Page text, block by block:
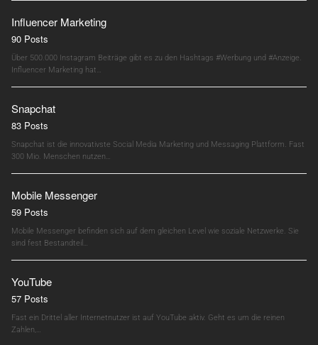
Influencer Marketing
90 Posts
Über 500.000 Instagram Beiträge gibt es zu den Hashtags #Werbung und #Anzeige.
Influencer Marketing hat…
Snapchat
83 Posts
Snapchat ist die innovativste Social Media Marketing und Messaging Plattform. Fast
300 Mio. Menschen nutzen…
Mobile Messenger
59 Posts
Mobile Messenger befinden sich auf dem gleichen Level wie soziale Netzwerke. Sie
sind fest Bestandteil…
YouTube
57 Posts
Fast ein Drittel aller Internetnutzer ist auf YouTube aktiv. Geht es um die reinen
Zahlen,…